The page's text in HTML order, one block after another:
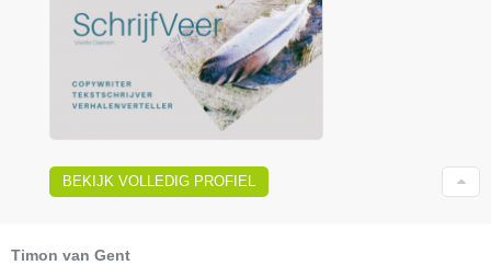
BEKIJK VOLLEDIG PROFIEL
Timon van Gent